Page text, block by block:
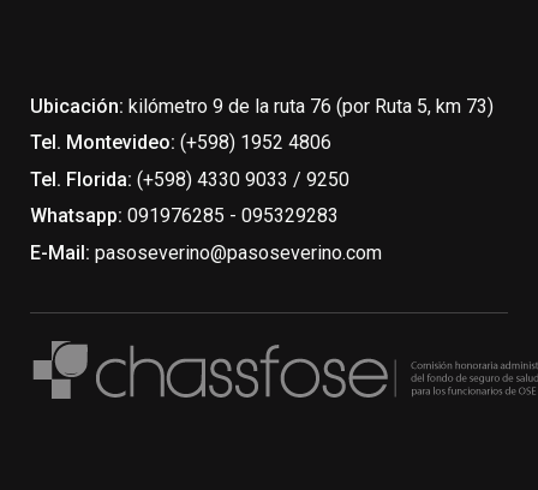
Ubicación: kilómetro 9 de la ruta 76 (por Ruta 5, km 73)
Tel. Montevideo: (+598) 1952 4806
Tel. Florida: (+598) 4330 9033 / 9250
Whatsapp: 091976285 - 095329283
E-Mail: pasoseverino@pasoseverino.com